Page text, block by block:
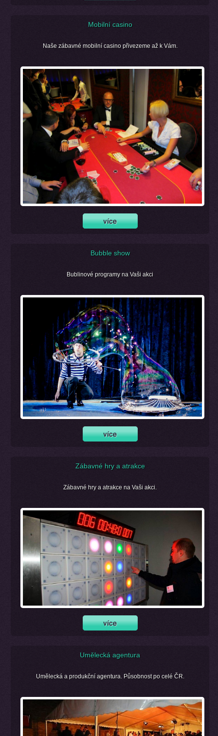
Mobilní casino
Naše zábavné mobilní casino přivezeme až k Vám.
Bubble show
Bublinové programy na Vaši akci
Zábavné hry a atrakce
Zábavné hry a atrakce na Vaši akci.
Umělecká agentura
Umělecká a produkční agentura. Působnost po celé ČR.